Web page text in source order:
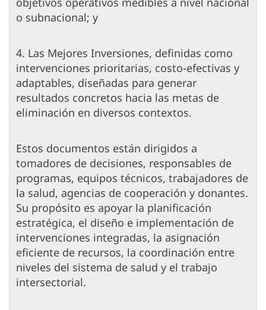
o subnacional; y
4. Las Mejores Inversiones, definidas como
intervenciones prioritarias, costo-efectivas y
adaptables, diseñadas para generar
resultados concretos hacia las metas de
eliminación en diversos contextos.
Estos documentos están dirigidos a
tomadores de decisiones, responsables de
programas, equipos técnicos, trabajadores de
la salud, agencias de cooperación y donantes.
Su propósito es apoyar la planificación
estratégica, el diseño e implementación de
intervenciones integradas, la asignación
eficiente de recursos, la coordinación entre
niveles del sistema de salud y el trabajo
intersectorial.